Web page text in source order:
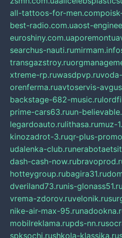
all-tattoos-for-men.com
best-radio.com.uaost-
euroshiny.com.ua
searchus-nauti.rumirmam.info
transgazstroy.ru
xtreme-rp.ruwasdpvp.ru
orenferma.ruavtoservis-
backstage-682-music.ru
prime-cars63.ruun-
legardoauto.rulithasa.rumuz-
kinozadrot-3.ruqr-plus-
udalenka-club.ru
dash-cash-now.ru
hotteygroup.rubagira31.ru
dveriland73.runis-glonass51.ru
vrema-zdorov.ruvelonik.ru
nike-air-max-95.ru
mobilreklama.rupds-nn.ru
spksochi.rushkola-klassika.ru